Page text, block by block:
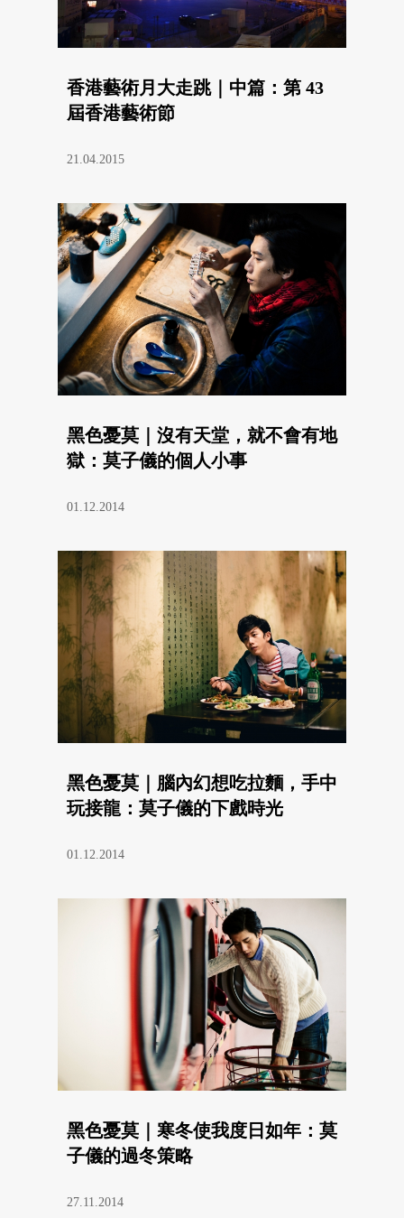
香港藝術月大走跳｜中篇：第 43
屆香港藝術節
21.04.2015
黑色憂莫｜沒有天堂，就不會有地
獄：莫子儀的個人小事
01.12.2014
黑色憂莫｜腦內幻想吃拉麵，手中
玩接龍：莫子儀的下戲時光
01.12.2014
黑色憂莫｜寒冬使我度日如年：莫
子儀的過冬策略
27.11.2014